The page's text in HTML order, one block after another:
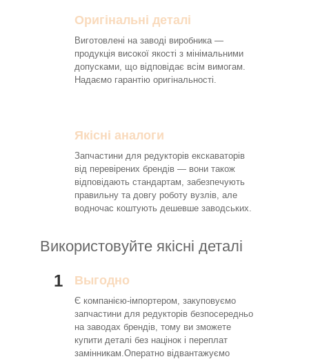
Оригінальні деталі
Виготовлені на заводі виробника —
продукція високої якості з мінімальними
допусками, що відповідає всім вимогам.
Надаємо гарантію оригінальності.
Якісні аналоги
Запчастини для редукторів екскаваторів
від перевірених брендів — вони також
відповідають стандартам, забезпечують
правильну та довгу роботу вузлів, але
водночас коштують дешевше заводських.
Використовуйте якісні деталі
1 Выгодно
Є компанією-імпортером, закуповуємо
запчастини для редукторів безпосередньо
на заводах брендів, тому ви зможете
купити деталі без націнок і переплат
замінникам.Оператно відвантажуємо